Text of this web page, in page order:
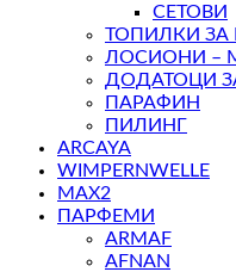
СЕТОВИ
ТОПИЛКИ ЗА
ЛОСИОНИ –
ДОДАТОЦИ
ПАРАФИН
ПИЛИНГ
ARCAYA
WIMPERNWELLE
MAX2
ПАРФЕМИ
ARMAF
AFNAN